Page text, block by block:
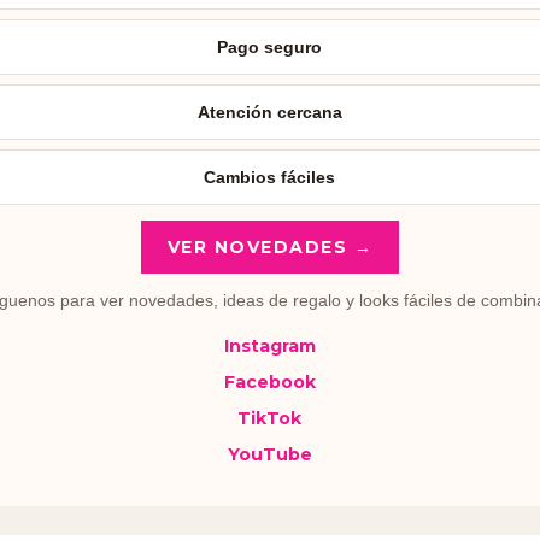
Pago seguro
Atención cercana
Cambios fáciles
VER NOVEDADES →
para ver novedades, ideas de regalo y looks fáciles de
Instagram
Facebook
TikTok
YouTube